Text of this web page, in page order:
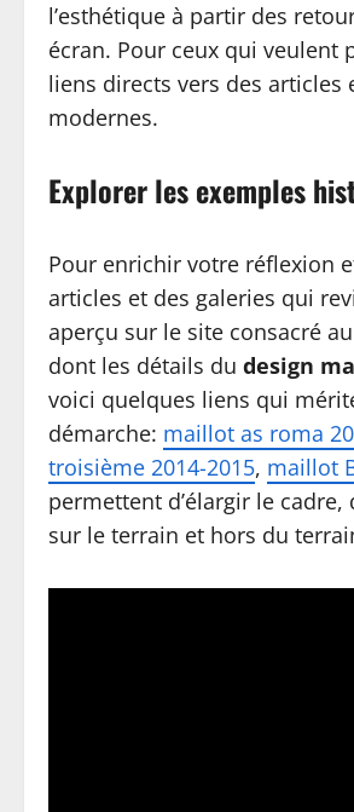
l’esthétique à partir des
écran. Pour ceux qui veulent
liens directs vers des articles
modernes.
Explorer les exemples
Pour enrichir votre réflexion
articles et des galeries qui
aperçu sur le site consacré
dont les détails du design
voici quelques liens qui
démarche: maillot as roma
troisième 2014-2015, maillot
permettent d’élargir le
sur le terrain et hors du